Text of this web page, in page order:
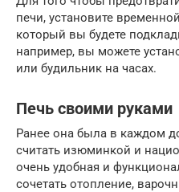
печи, установите
который вы будете
например, вы можете
или будильник на часах.
Печь своими руками
Ранее она была в каждом
считать изюминкой и
очень удобная и
сочетать отопление,